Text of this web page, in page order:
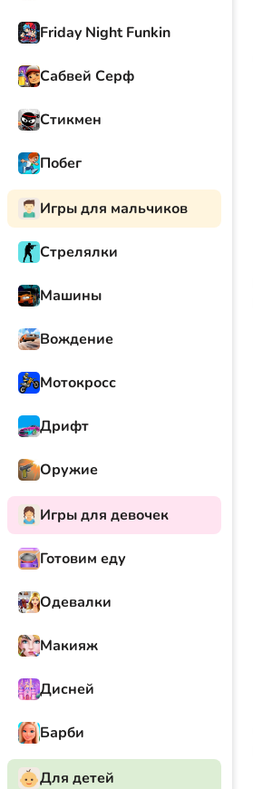
Friday Night Funkin
Сабвей Серф
Стикмен
Побег
Игры для мальчиков
Стрелялки
Машины
Вождение
Мотокросс
Дрифт
Оружие
Игры для девочек
Готовим еду
Одевалки
Макияж
Дисней
Барби
Для детей